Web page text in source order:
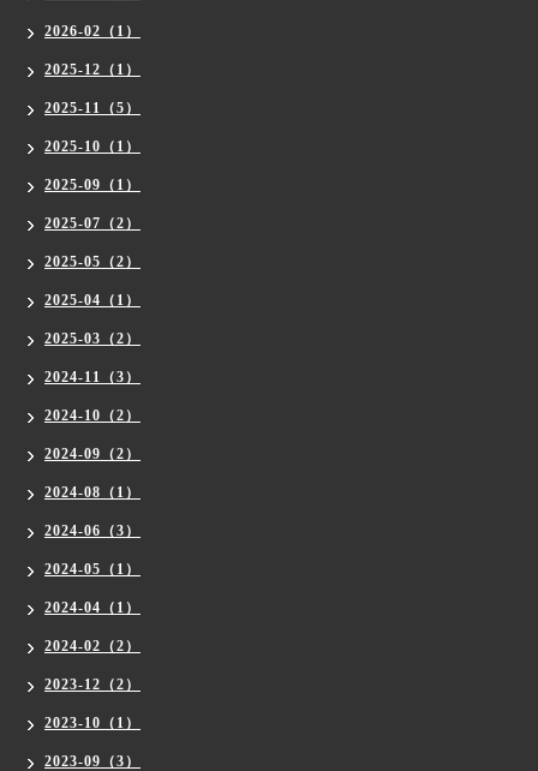
2026-02（1）
2025-12（1）
2025-11（5）
2025-10（1）
2025-09（1）
2025-07（2）
2025-05（2）
2025-04（1）
2025-03（2）
2024-11（3）
2024-10（2）
2024-09（2）
2024-08（1）
2024-06（3）
2024-05（1）
2024-04（1）
2024-02（2）
2023-12（2）
2023-10（1）
2023-09（3）